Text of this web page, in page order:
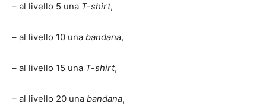
– al livello 5 una T-shirt,
– al livello 10 una bandana,
– al livello 15 una T-shirt,
– al livello 20 una bandana,